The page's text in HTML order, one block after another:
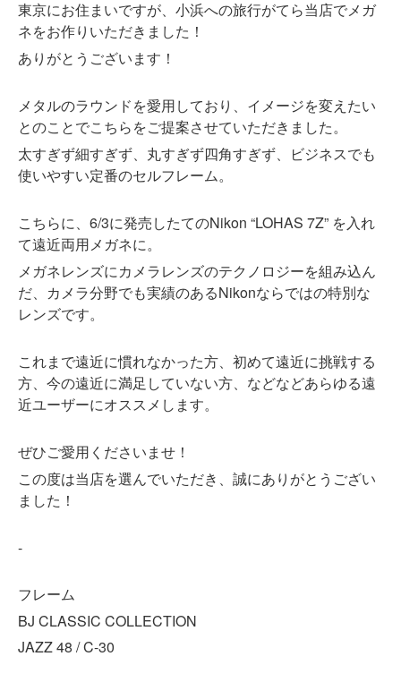
東京にお住まいですが、小浜への旅行がてら当店でメガ
ネをお作りいただきました！
ありがとうございます！
メタルのラウンドを愛用しており、イメージを変えたい
とのことでこちらをご提案させていただきました。
太すぎず細すぎず、丸すぎず四角すぎず、ビジネスでも
使いやすい定番のセルフレーム。
こちらに、6/3に発売したてのNikon “LOHAS 7Z” を入れ
て遠近両用メガネに。
メガネレンズにカメラレンズのテクノロジーを組み込ん
だ、カメラ分野でも実績のあるNikonならではの特別な
レンズです。
これまで遠近に慣れなかった方、初めて遠近に挑戦する
方、今の遠近に満足していない方、などなどあらゆる遠
近ユーザーにオススメします。
ぜひご愛用くださいませ！
この度は当店を選んでいただき、誠にありがとうござい
ました！
-
フレーム
BJ CLASSIC COLLECTION
JAZZ 48 / C-30